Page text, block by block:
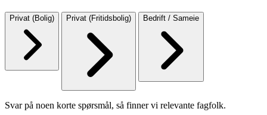
Privat (Bolig) Privat (Fritidsbolig) Bedrift / Sameie
Svar på noen korte spørsmål, så finner vi relevante fagfolk.